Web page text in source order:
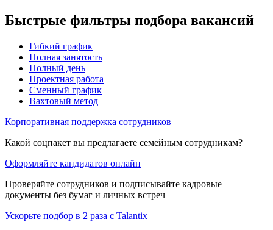
Быстрые фильтры подбора вакансий
Гибкий график
Полная занятость
Полный день
Проектная работа
Сменный график
Вахтовый метод
Корпоративная поддержка сотрудников
Какой соцпакет вы предлагаете семейным сотрудникам?
Оформляйте кандидатов онлайн
Проверяйте сотрудников и подписывайте кадровые
документы без бумаг и личных встреч
Ускорьте подбор в 2 раза с Talantix